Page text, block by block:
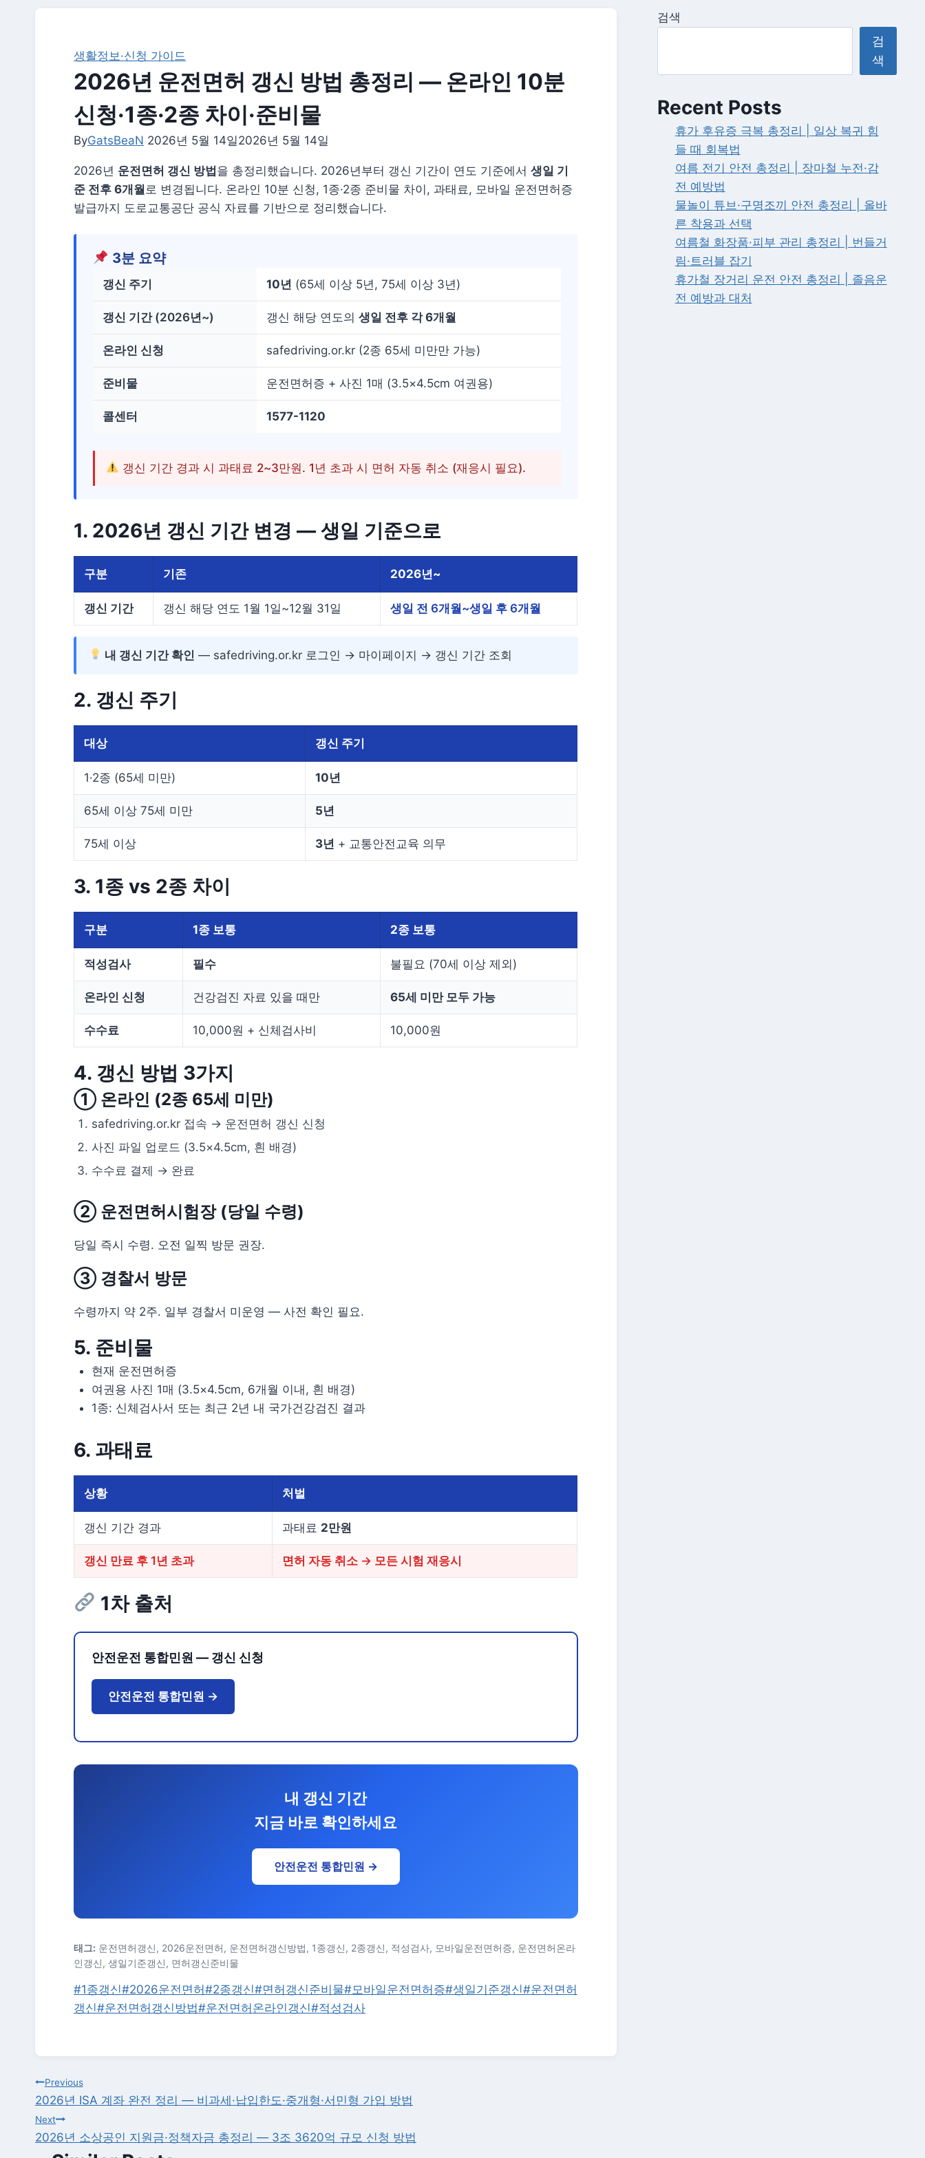
생활정보·신청 가이드
2026년 운전면허 갱신 방법 총정리 — 온라인 10분
신청·1종·2종 차이·준비물
ByGatsBeaN 2026년 5월 14일2026년 5월 14일
2026년 운전면허 갱신 방법 을 총정리했습니다. 2026년부터 갱신 기간이 연도 기준에서 생일 기
준 전후 6개월 로 변경됩니다. 온라인 10분 신청, 1종·2종 준비물 차이, 과태료, 모바일 운전면허증
발급까지 도로교통공단 공식 자료를 기반으로 정리했습니다.
3분 요약
갱신 주기 10년 (65세 이상 5년, 75세 이상 3년)
갱신 기간 (2026년~) 갱신 해당 연도의 생일 전후 각 6개월
온라인 신청 safedriving.or.kr (2종 65세 미만만 가능)
준비물 운전면허증 + 사진 1매 (3.5×4.5cm 여권용)
콜센터 1577-1120
갱신 기간 경과 시 과태료 2~3만원. 1년 초과 시 면허 자동 취소 (재응시 필요).
1. 2026년 갱신 기간 변경 — 생일 기준으로
구분 기존 2026년~
갱신 기간 갱신 해당 연도 1월 1일~12월 31일 생일 전 6개월~생일 후 6개월
내 갱신 기간 확인 — safedriving.or.kr 로그인 → 마이페이지 → 갱신 기간 조회
2. 갱신 주기
대상 갱신 주기
1·2종 (65세 미만) 10년
65세 이상 75세 미만 5년
75세 이상 3년 + 교통안전교육 의무
3. 1종 vs 2종 차이
구분 1종 보통 2종 보통
적성검사 필수 불필요 (70세 이상 제외)
온라인 신청 건강검진 자료 있을 때만 65세 미만 모두 가능
수수료 10,000원 + 신체검사비 10,000원
4. 갱신 방법 3가지
① 온라인 (2종 65세 미만)
safedriving.or.kr 접속 → 운전면허 갱신 신청
사진 파일 업로드 (3.5×4.5cm, 흰 배경)
수수료 결제 → 완료
② 운전면허시험장 (당일 수령)
당일 즉시 수령. 오전 일찍 방문 권장.
③ 경찰서 방문
수령까지 약 2주. 일부 경찰서 미운영 — 사전 확인 필요.
5. 준비물
현재 운전면허증
여권용 사진 1매 (3.5×4.5cm, 6개월 이내, 흰 배경)
1종: 신체검사서 또는 최근 2년 내 국가건강검진 결과
6. 과태료
상황 처벌
갱신 기간 경과 과태료 2만원
갱신 만료 후 1년 초과 면허 자동 취소 → 모든 시험 재응시
1차 출처
안전운전 통합민원 — 갱신 신청
안전운전 통합민원 →
내 갱신 기간
지금 바로 확인하세요
안전운전 통합민원 →
태그: 운전면허갱신, 2026운전면허, 운전면허갱신방법, 1종갱신, 2종갱신, 적성검사, 모바일운전면허증, 운전면허온라
인갱신, 생일기준갱신, 면허갱신준비물
Post
Tags:
#1종갱신#2026운전면허#2종갱신#면허갱신준비물#모바일운전면허증#생일기준갱신#운전면허
갱신#운전면허갱신방법#운전면허온라인갱신#적성검사
글
탐
색
Previous
2026년 ISA 계좌 완전 정리 — 비과세·납입한도·중개형·서민형 가입 방법
Next
2026년 소상공인 지원금·정책자금 총정리 — 3조 3620억 규모 신청 방법
검색
검
색
Recent Posts
휴가 후유증 극복 총정리 | 일상 복귀 힘
들 때 회복법
여름 전기 안전 총정리 | 장마철 누전·감
전 예방법
물놀이 튜브·구명조끼 안전 총정리 | 올바
른 착용과 선택
여름철 화장품·피부 관리 총정리 | 번들거
림·트러블 잡기
휴가철 장거리 운전 안전 총정리 | 졸음운
전 예방과 대처